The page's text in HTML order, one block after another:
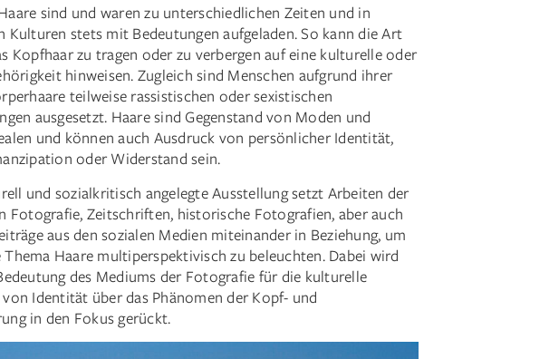
sind und waren zu unterschiedlichen Zeiten und in
Kulturen stets mit Bedeutungen aufgeladen. So kann die Art
Kopfhaar zu tragen oder zu verbergen auf eine kulturelle oder
hinweisen. Zugleich sind Menschen aufgrund ihrer
teilweise rassistischen oder sexistischen
ausgesetzt. Haare sind Gegenstand von Moden und
und können auch Ausdruck von persönlicher Identität,
oder Widerstand sein.
und sozialkritisch angelegte Ausstellung setzt Arbeiten der
Fotografie, Zeitschriften, historische Fotografien, aber auch
aus den sozialen Medien miteinander in Beziehung, um
Thema Haare multiperspektivisch zu beleuchten. Dabei wird
des Mediums der Fotografie für die kulturelle
Identität über das Phänomen der Kopf- und
in den Fokus gerückt.